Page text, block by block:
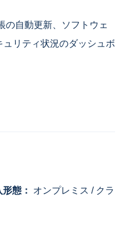
の自動更新、ソフトウェ
リティ状況のダッシュボ
態：
オンプレミス / クラ